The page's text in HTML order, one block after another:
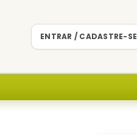
ENTRAR / CADASTRE-SE